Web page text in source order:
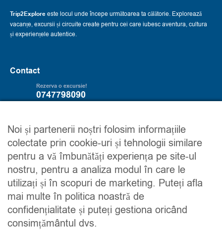
Trip2Exploreeste locul unde începe următoarea ta călătorie. Explorează
vacanțe, excursii și circuite create pentru cei care iubesc aventura, cultura
și experiențele autentice.
Contact
Rezerva o excursie!
0747798090
Servicii
Excursii
Circuite
Maroc
Trip2explore
Despre noi
Contacteaza-ne
Detalii financiare
Urmareste-ne
Noi și partenerii noștri folosim informațiile
colectate prin cookie-uri și tehnologii similare
pentru a vă îmbunătăți experiența pe site-ul
nostru, pentru a analiza modul în care le
utilizați și în scopuri de marketing. Puteți afla
mai multe în politica noastră de
confidențialitate și puteți gestiona oricând
consimțământul dvs.